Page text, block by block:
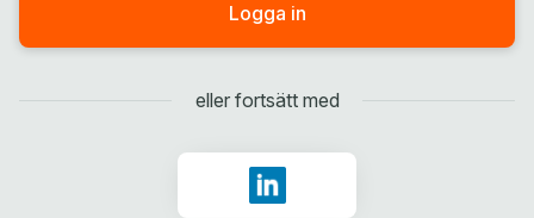
Logga in
eller fortsätt med
Logga in med LinkedIn